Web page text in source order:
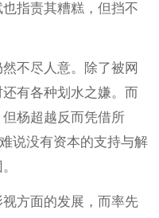
指责其糟糕，但挡不
不尽人意。除了被网
有各种划水之嫌。而
杨超越反而凭借所
说没有资本的支持与解
方面的发展，而率先